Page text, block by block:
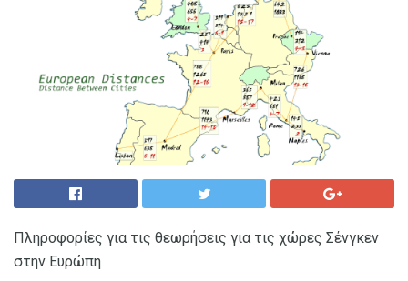
Πληροφορίες για τις θεωρήσεις για τις χώρες Σένγκεν
στην Ευρώπη